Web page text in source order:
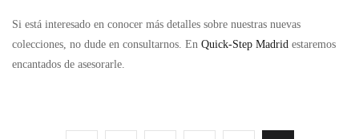
Si está interesado en conocer más detalles sobre nuestras nuevas
colecciones, no dude en consultarnos. En Quick-Step Madrid estaremos
encantados de asesorarle.